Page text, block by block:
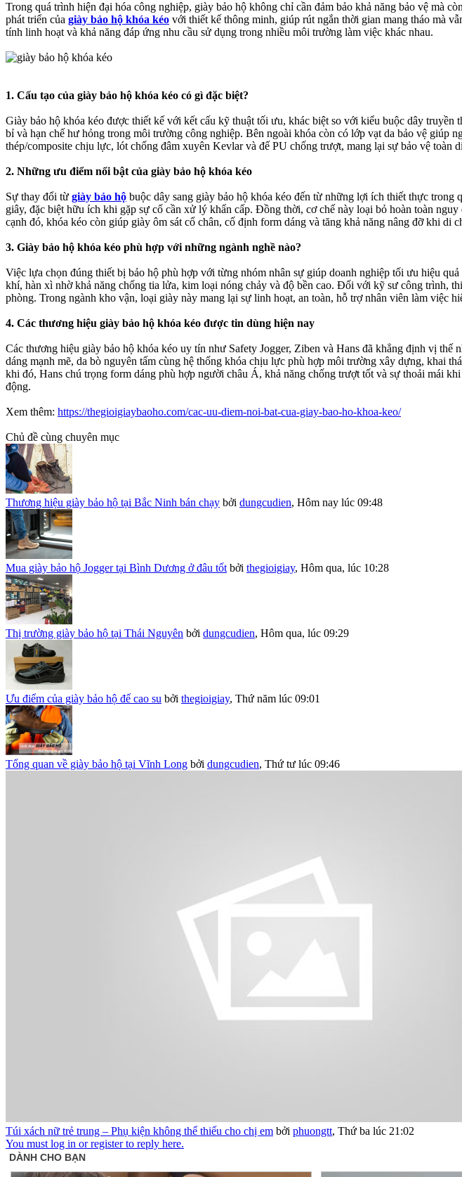
Trong quá trình hiện đại hóa công nghiệp, giày bảo hộ không chỉ cần đảm bảo khả năng bảo vệ mà
phát triển của giày bảo hộ khóa kéo với thiết kế thông minh, giúp rút ngắn thời gian mang tháo mà
tính linh hoạt và khả năng đáp ứng nhu cầu sử dụng trong nhiều môi trường làm việc khác nhau.
1. Cấu tạo của giày bảo hộ khóa kéo có gì đặc biệt?
Giày bảo hộ khóa kéo được thiết kế với kết cấu kỹ thuật tối ưu, khác biệt so với kiểu buộc dây
bỉ và hạn chế hư hỏng trong môi trường công nghiệp. Bên ngoài khóa còn có lớp vạt da bảo vệ giúp
thép/composite chịu lực, lót chống đâm xuyên Kevlar và đế PU chống trượt, mang lại sự bảo vệ toàn
2. Những ưu điểm nổi bật của giày bảo hộ khóa kéo
Sự thay đổi từ giày bảo hộ buộc dây sang giày bảo hộ khóa kéo đến từ những lợi ích thiết thực
giây, đặc biệt hữu ích khi gặp sự cố cần xử lý khẩn cấp. Đồng thời, cơ chế này loại bỏ hoàn toàn
cạnh đó, khóa kéo còn giúp giày ôm sát cổ chân, cố định form dáng và tăng khả năng nâng đỡ khi di
3. Giày bảo hộ khóa kéo phù hợp với những ngành nghề nào?
Việc lựa chọn đúng thiết bị bảo hộ phù hợp với từng nhóm nhân sự giúp doanh nghiệp tối ưu hiệu
khí, hàn xì nhờ khả năng chống tia lửa, kim loại nóng chảy và độ bền cao. Đối với kỹ sư công trình,
phòng. Trong ngành kho vận, loại giày này mang lại sự linh hoạt, an toàn, hỗ trợ nhân viên làm việc
4. Các thương hiệu giày bảo hộ khóa kéo được tin dùng hiện nay
Các thương hiệu giày bảo hộ khóa kéo uy tín như Safety Jogger, Ziben và Hans đã khẳng định vị
dáng mạnh mẽ, da bò nguyên tấm cùng hệ thống khóa chịu lực phù hợp môi trường xây dựng, khai
khi đó, Hans chú trọng form dáng phù hợp người châu Á, khả năng chống trượt tốt và sự thoải mái
động.
Xem thêm: https://thegioigiaybaoho.com/cac-uu-diem-noi-bat-cua-giay-bao-ho-khoa-keo/
Chủ đề cùng chuyên mục
Thương hiệu giày bảo hộ tại Bắc Ninh bán chạy bởi dungcudien, Hôm nay lúc 09:48
Mua giày bảo hộ Jogger tại Bình Dương ở đâu tốt bởi thegioigiay, Hôm qua, lúc 10:28
Thị trường giày bảo hộ tại Thái Nguyên bởi dungcudien, Hôm qua, lúc 09:29
Ưu điểm của giày bảo hộ đế cao su bởi thegioigiay, Thứ năm lúc 09:01
Tổng quan về giày bảo hộ tại Vĩnh Long bởi dungcudien, Thứ tư lúc 09:46
Túi xách nữ trẻ trung – Phụ kiện không thể thiếu cho chị em bởi phuongtt, Thứ ba lúc 21:02
You must log in or register to reply here.